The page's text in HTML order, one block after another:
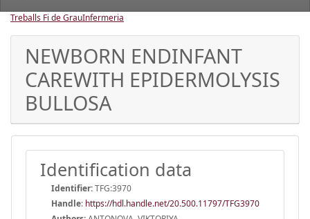
Treballs Fi de GrauInfermeria
NEWBORN ENDINFANT
CAREWITH EPIDERMOLYSIS
BULLOSA
Identification data
Identifier:TFG:3970
Handle: https://hdl.handle.net/20.500.11797/TFG3970